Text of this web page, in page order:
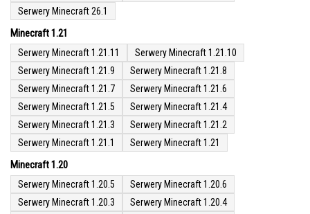
Serwery Minecraft 26.1
Minecraft 1.21
Serwery Minecraft 1.21.11
Serwery Minecraft 1.21.10
Serwery Minecraft 1.21.9
Serwery Minecraft 1.21.8
Serwery Minecraft 1.21.7
Serwery Minecraft 1.21.6
Serwery Minecraft 1.21.5
Serwery Minecraft 1.21.4
Serwery Minecraft 1.21.3
Serwery Minecraft 1.21.2
Serwery Minecraft 1.21.1
Serwery Minecraft 1.21
Minecraft 1.20
Serwery Minecraft 1.20.5
Serwery Minecraft 1.20.6
Serwery Minecraft 1.20.3
Serwery Minecraft 1.20.4